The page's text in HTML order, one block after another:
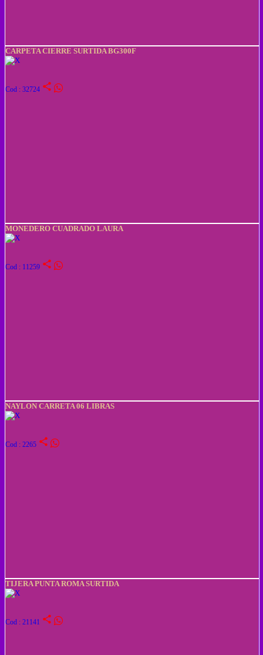
CARPETA CIERRE SURTIDA BG300F
Cod : 32724 share
MONEDERO CUADRADO LAURA
Cod : 11259 share
NAYLON CARRETA 06 LIBRAS
Cod : 2265 share
TIJERA PUNTA ROMA SURTIDA
Cod : 21141 share